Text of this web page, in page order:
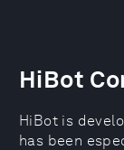
HiBot
HiBot is
has been